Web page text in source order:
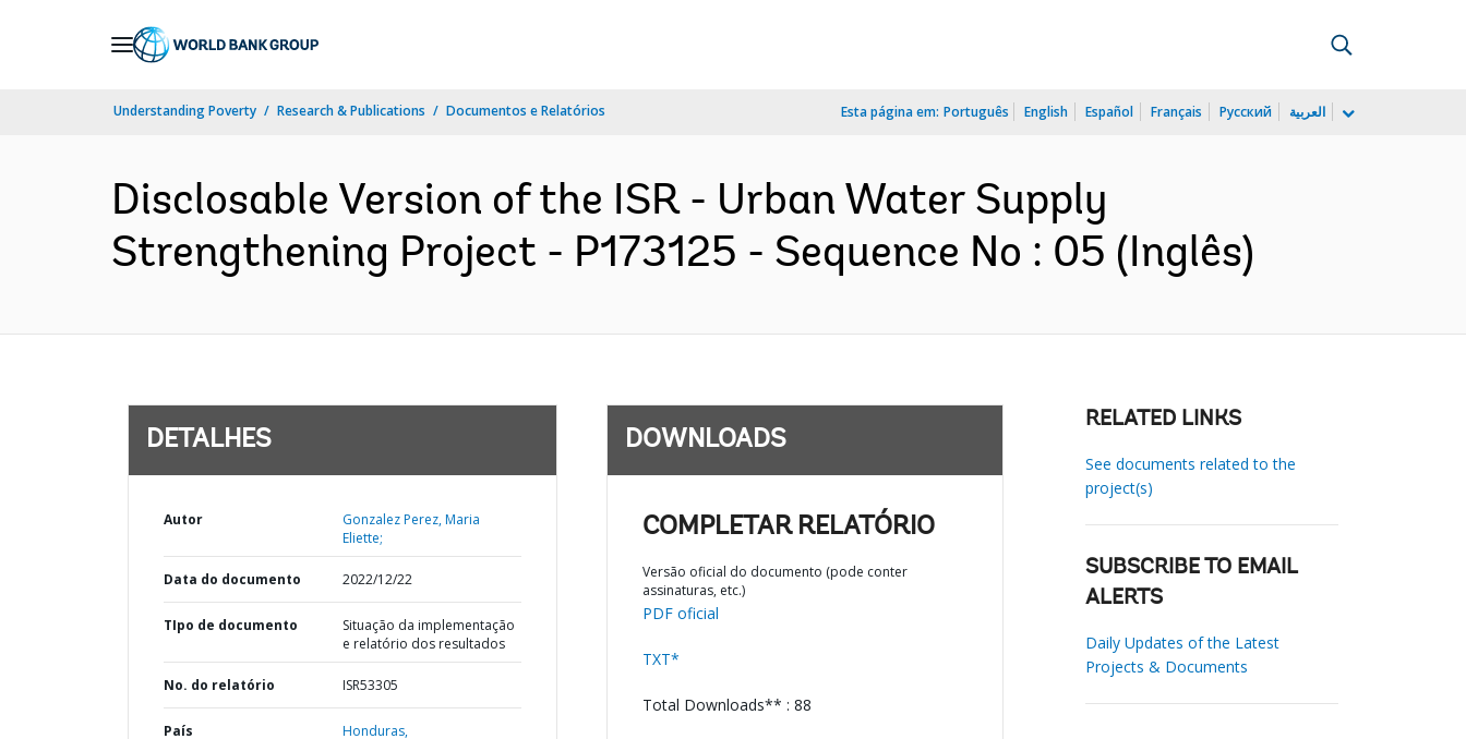
Understanding Poverty Research & Publications Documentos e Relatórios Esta página em: Português English Español Français Русский العربية
Disclosable Version of the ISR - Urban Water Supply
Strengthening Project - P173125 - Sequence No : 05 (Inglês)
DETALHES
Autor
Gonzalez Perez, Maria
Eliette;
Data do documento 2022/12/22
TIpo de documento
Situação da implementação
e relatório dos resultados
No. do relatório ISR53305
País Honduras,
DOWNLOADS
COMPLETAR RELATÓRIO
Versão oficial do documento (pode conter
assinaturas, etc.)
PDF oficial
TXT*
Total Downloads** : 88
RELATED LINKS
See documents related to the
project(s)
SUBSCRIBE TO EMAIL
ALERTS
Daily Updates of the Latest
Projects & Documents